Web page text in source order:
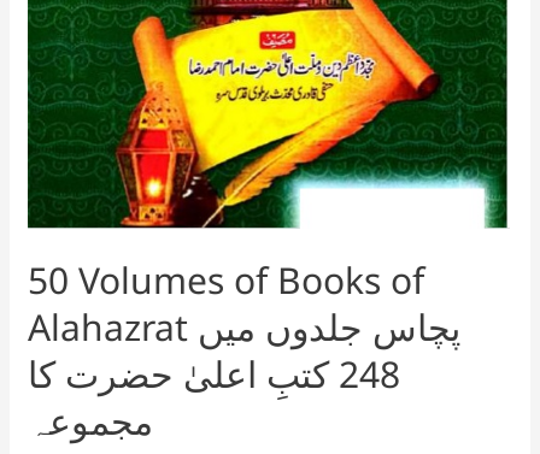
50 Volumes of Books of
Alahazrat پچاس جلدوں میں
248 کتبِ اعلیٰ حضرت کا
مجموعہ